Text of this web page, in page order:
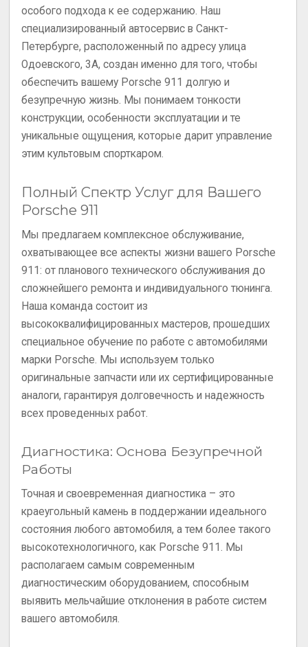
особого подхода к ее содержанию. Наш
специализированный автосервис в Санкт-
Петербурге, расположенный по адресу улица
Одоевского, 3А, создан именно для того, чтобы
обеспечить вашему Porsche 911 долгую и
безупречную жизнь. Мы понимаем тонкости
конструкции, особенности эксплуатации и те
уникальные ощущения, которые дарит управление
этим культовым спорткаром.
Полный Спектр Услуг для Вашего
Porsche 911
Мы предлагаем комплексное обслуживание,
охватывающее все аспекты жизни вашего Porsche
911: от планового технического обслуживания до
сложнейшего ремонта и индивидуального тюнинга.
Наша команда состоит из
высококвалифицированных мастеров, прошедших
специальное обучение по работе с автомобилями
марки Porsche. Мы используем только
оригинальные запчасти или их сертифицированные
аналоги, гарантируя долговечность и надежность
всех проведенных работ.
Диагностика: Основа Безупречной
Работы
Точная и своевременная диагностика – это
краеугольный камень в поддержании идеального
состояния любого автомобиля, а тем более такого
высокотехнологичного, как Porsche 911. Мы
располагаем самым современным
диагностическим оборудованием, способным
выявить мельчайшие отклонения в работе систем
вашего автомобиля.